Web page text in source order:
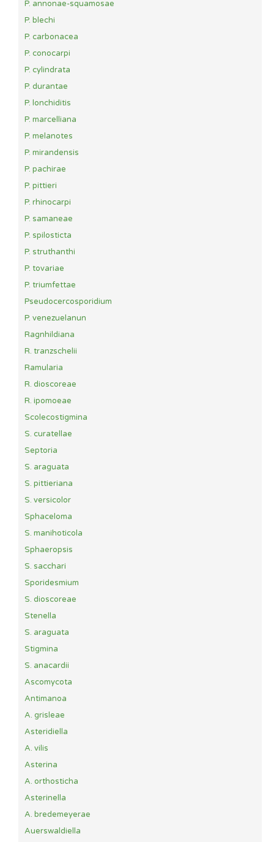
P. annonae-squamosae
P. blechi
P. carbonacea
P. conocarpi
P. cylindrata
P. durantae
P. lonchiditis
P. marcelliana
P. melanotes
P. mirandensis
P. pachirae
P. pittieri
P. rhinocarpi
P. samaneae
P. spilosticta
P. struthanthi
P. tovariae
P. triumfettae
Pseudocercosporidium
P. venezuelanun
Ragnhildiana
R. tranzschelii
Ramularia
R. dioscoreae
R. ipomoeae
Scolecostigmina
S. curatellae
Septoria
S. araguata
S. pittieriana
S. versicolor
Sphaceloma
S. manihoticola
Sphaeropsis
S. sacchari
Sporidesmium
S. dioscoreae
Stenella
S. araguata
Stigmina
S. anacardii
Ascomycota
Antimanoa
A. grisleae
Asteridiella
A. vilis
Asterina
A. orthosticha
Asterinella
A. bredemeyerae
Auerswaldiella